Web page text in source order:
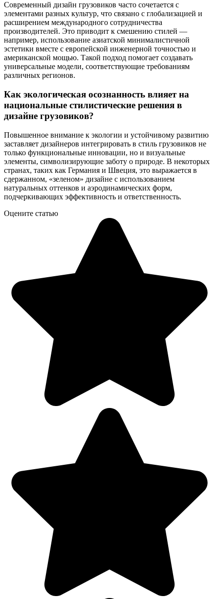
Современный дизайн грузовиков часто сочетается с
элементами разных культур, что связано с глобализацией и
расширением международного сотрудничества
производителей. Это приводит к смешению стилей —
например, использование азиатской минималистичной
эстетики вместе с европейской инженерной точностью и
американской мощью. Такой подход помогает создавать
универсальные модели, соответствующие требованиям
различных регионов.
Как экологическая осознанность влияет на
национальные стилистические решения в
дизайне грузовиков?
Повышенное внимание к экологии и устойчивому развитию
заставляет дизайнеров интегрировать в стиль грузовиков не
только функциональные инновации, но и визуальные
элементы, символизирующие заботу о природе. В некоторых
странах, таких как Германия и Швеция, это выражается в
сдержанном, «зеленом» дизайне с использованием
натуральных оттенков и аэродинамических форм,
подчеркивающих эффективность и ответственность.
Оцените статью